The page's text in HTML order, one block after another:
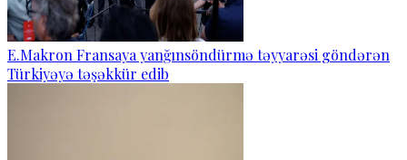
E.Makron Fransaya yanğınsöndürmə təyyarəsi göndərən
Türkiyəyə təşəkkür edib